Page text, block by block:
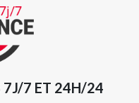
7J/7 ET 24H/24